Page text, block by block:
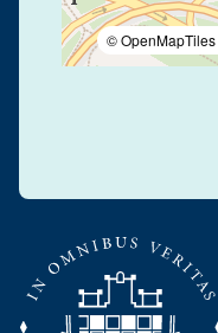
© OpenMapTiles